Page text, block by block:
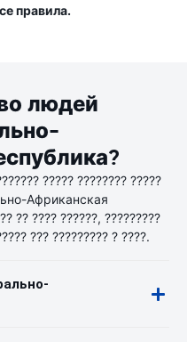
правила.
людей
????? ???????? ?????
Африканская
?? ???? ??????, ?????????
??? ????????? ? ????.